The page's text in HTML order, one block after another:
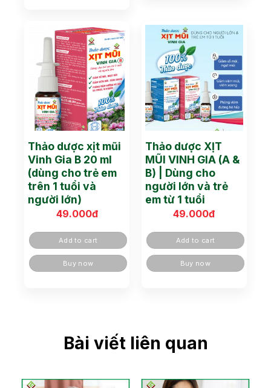
Thảo dược xịt mũi
Vinh Gia B 20 ml
(dùng cho trẻ em
trên 1 tuổi và
người lớn)
49.000đ
Add to cart
Buy now
Thảo dược XỊT
MŨI VINH GIA (A &
B) | Dùng cho
người lớn và trẻ
em từ 1 tuổi
49.000đ
Add to cart
Buy now
Bài viết liên quan